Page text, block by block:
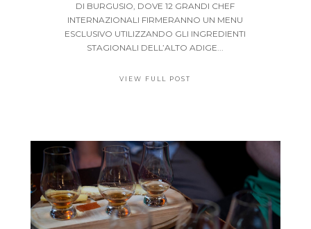
DI BURGUSIO, DOVE 12 GRANDI CHEF
INTERNAZIONALI FIRMERANNO UN MENU
ESCLUSIVO UTILIZZANDO GLI INGREDIENTI
STAGIONALI DELL’ALTO ADIGE...
VIEW FULL POST